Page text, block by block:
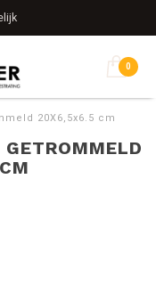
0
20X6,5x6.5 cm